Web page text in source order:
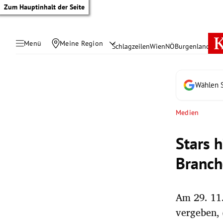
Zum Hauptinhalt der Seite
Menü Meine Region SchlagzeilenWienNÖBurgenland
Wählen
Medien
Stars
Am 29.